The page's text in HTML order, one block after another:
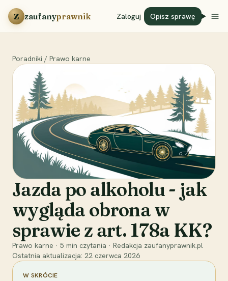
Przejdź do treści
Z zaufanyprawnik Zaloguj Opisz sprawę
Poradniki / Prawo karne
Jazda po alkoholu - jak
wygląda obrona w
sprawie z art. 178a KK?
Prawo karne · 5 min czytania · Redakcja zaufanyprawnik.pl
Ostatnia aktualizacja: 22 czerwca 2026
W SKRÓCIE